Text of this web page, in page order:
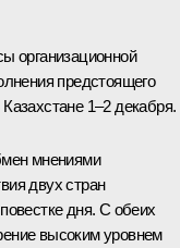
организационной
предстоящего
1–2 декабря.
мнениями
двух стран
дня. С обеих
высоким уровнем